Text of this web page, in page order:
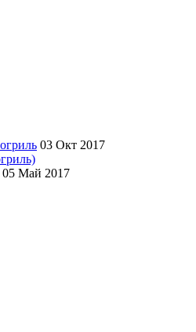
03 Окт 2017
05 Май 2017